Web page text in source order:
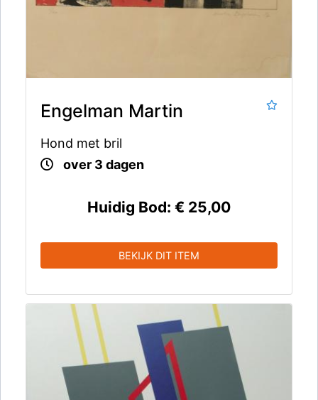
Engelman Martin
Hond met bril
over 3 dagen
Huidig Bod: € 25,00
BEKIJK DIT ITEM